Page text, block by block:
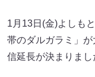
1月13日(金)よしも
帯のダルガラミ」
信延長が決まりまし